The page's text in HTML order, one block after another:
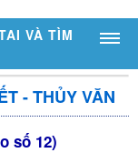
VÀ TÌM
- THỦY VĂN
số 12)